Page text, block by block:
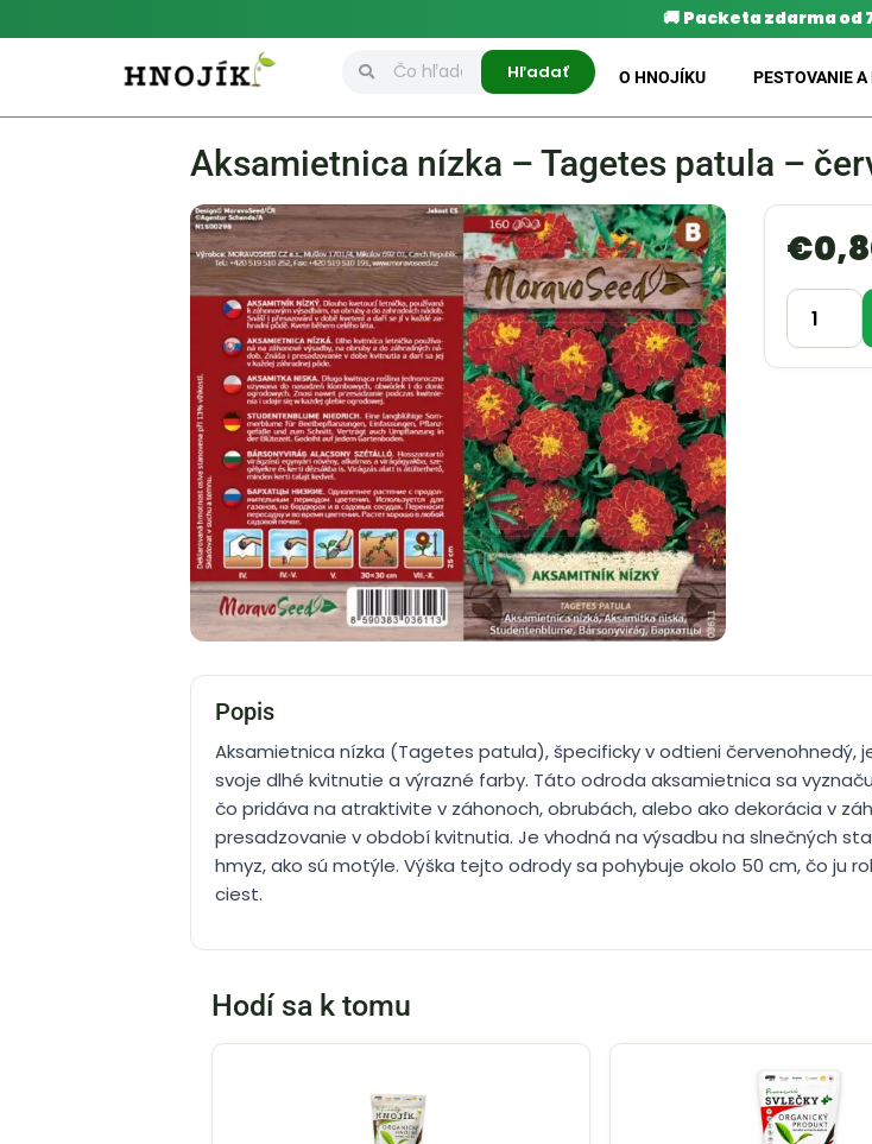
🚚 Packeta zdarma od
Hľadať O HNOJÍKU PESTOVANIE
Aksamietnica nízka – Tagetes patula –
€
Popis
Aksamietnica nízka (Tagetes patula), špecificky v odtieni
svoje dlhé kvitnutie a výrazné farby. Táto odroda aksamietnica sa
čo pridáva na atraktivite v záhonoch, obrubách, alebo ako dekorácia v
presadzovanie v období kvitnutia. Je vhodná na výsadbu na slnečných
hmyz, ako sú motýle. Výška tejto odrody sa pohybuje okolo 50 cm, čo ju
ciest.
Hodí sa k tomu